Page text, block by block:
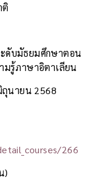
ติ
ดับมัธยมศึกษาตอน
มรู้ภาษาอิตาเลียน
นายน 2568
266
)